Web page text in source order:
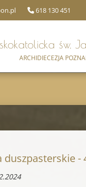
618 130 451
św.
ARCHIDIECEZJA
duszpasterskie